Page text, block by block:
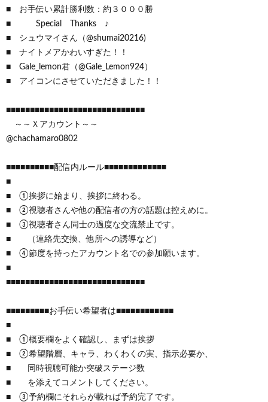
■ お手伝い累計勝利数：約３０００勝
■ Special Thanks ♪
■ シュウマイさん（@shumai20216)
■ ナイトメアかわいすぎた！！
■ Gale_lemon君（@Gale_Lemon924）
■ アイコンにさせていただきました！！
■■■■■■■■■■■■■■■■■■■■■■■■■■■■■
～～Ｘアカウント～～
@chachamaro0802
■■■■■■■■■■配信内ルール■■■■■■■■■■■■■
■
■ ①挨拶に始まり、挨拶に終わる。
■ ②視聴者さんや他の配信者の方の話題は控えめに。
■ ③視聴者さん同士の過度な交流禁止です。
■ （連絡先交換、他所への誘導など）
■ ④節度を持ったアカウント名での参加願います。
■
■■■■■■■■■■■■■■■■■■■■■■■■■■■■■
■■■■■■■■■お手伝い希望者は■■■■■■■■■■■■
■
■ ①概要欄をよく確認し、まずは挨拶
■ ②希望階層、キャラ、わくわくの実、指示必要か、
■ 同時視聴可能か突破ステージ数
■ を添えてコメントしてください。
■ ③予約欄にそれらが載れば予約完了です。